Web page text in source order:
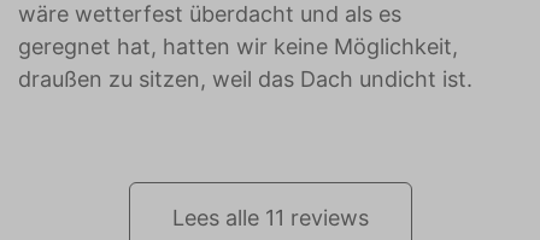
wäre wetterfest überdacht und als es
geregnet hat, hatten wir keine Möglichkeit,
draußen zu sitzen, weil das Dach undicht ist.
Lees alle 11 reviews